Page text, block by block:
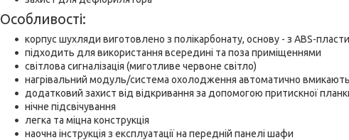
Особливості:
корпус шухляди виготовлено з полікарбонату, основу - з ABS-
підходить для використання всередині та поза приміщеннями
світлова сигналізація (миготливе червоне світло)
нагрівальний модуль/система охолодження автоматично
додатковий захист від відкривання за допомогою притискної
нічне підсвічування
легка та міцна конструкція
наочна інструкція з експлуатації на передній панелі шафи